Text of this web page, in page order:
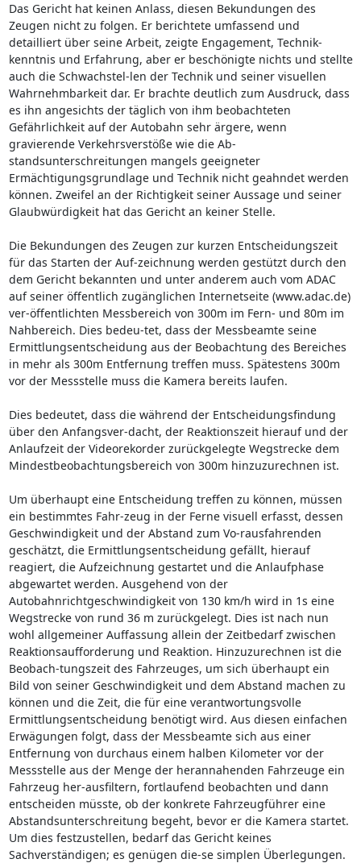
Das Gericht hat keinen Anlass, diesen Bekundungen des
Zeugen nicht zu folgen. Er berichtete umfassend und
detailliert über seine Arbeit, zeigte Engagement, Technik-
kenntnis und Erfahrung, aber er beschönigte nichts und stellte
auch die Schwachstel-len der Technik und seiner visuellen
Wahrnehmbarkeit dar. Er brachte deutlich zum Ausdruck, dass
es ihn angesichts der täglich von ihm beobachteten
Gefährlichkeit auf der Autobahn sehr ärgere, wenn
gravierende Verkehrsverstöße wie die Ab-
standsunterschreitungen mangels geeigneter
Ermächtigungsgrundlage und Technik nicht geahndet werden
können. Zweifel an der Richtigkeit seiner Aussage und seiner
Glaubwürdigkeit hat das Gericht an keiner Stelle.
Die Bekundungen des Zeugen zur kurzen Entscheidungszeit
für das Starten der Auf-zeichnung werden gestützt durch den
dem Gericht bekannten und unter anderem auch vom ADAC
auf seiner öffentlich zugänglichen Internetseite (www.adac.de)
ver-öffentlichten Messbereich von 300m im Fern- und 80m im
Nahbereich. Dies bedeu-tet, dass der Messbeamte seine
Ermittlungsentscheidung aus der Beobachtung des Bereiches
in mehr als 300m Entfernung treffen muss. Spätestens 300m
vor der Messstelle muss die Kamera bereits laufen.
Dies bedeutet, dass die während der Entscheidungsfindung
über den Anfangsver-dacht, der Reaktionszeit hierauf und der
Anlaufzeit der Videorekorder zurückgelegte Wegstrecke dem
Mindestbeobachtungsbereich von 300m hinzuzurechnen ist.
Um überhaupt eine Entscheidung treffen zu können, müssen
ein bestimmtes Fahr-zeug in der Ferne visuell erfasst, dessen
Geschwindigkeit und der Abstand zum Vo-rausfahrenden
geschätzt, die Ermittlungsentscheidung gefällt, hierauf
reagiert, die Aufzeichnung gestartet und die Anlaufphase
abgewartet werden. Ausgehend von der
Autobahnrichtgeschwindigkeit von 130 km/h wird in 1s eine
Wegstrecke von rund 36 m zurückgelegt. Dies ist nach nun
wohl allgemeiner Auffassung allein der Zeitbedarf zwischen
Reaktionsaufforderung und Reaktion. Hinzuzurechnen ist die
Beobach-tungszeit des Fahrzeuges, um sich überhaupt ein
Bild von seiner Geschwindigkeit und dem Abstand machen zu
können und die Zeit, die für eine verantwortungsvolle
Ermittlungsentscheidung benötigt wird. Aus diesen einfachen
Erwägungen folgt, dass der Messbeamte sich aus einer
Entfernung von durchaus einem halben Kilometer vor der
Messstelle aus der Menge der herannahenden Fahrzeuge ein
Fahrzeug her-ausfiltern, fortlaufend beobachten und dann
entscheiden müsste, ob der konkrete Fahrzeugführer eine
Abstandsunterschreitung begeht, bevor er die Kamera startet.
Um dies festzustellen, bedarf das Gericht keines
Sachverständigen; es genügen die-se simplen Überlegungen.